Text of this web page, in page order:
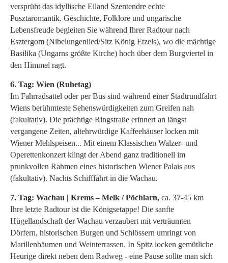
versprüht das idyllische Eiland Szentendre echte
Pusztaromantik. Geschichte, Folklore und ungarische
Lebensfreude begleiten Sie während Ihrer Radtour nach
Esztergom (Nibelungenlied/Sitz König Etzels), wo die mächtige
Basilika (Ungarns größte Kirche) hoch über dem Burgviertel in
den Himmel ragt.
6. Tag: Wien (Ruhetag)
Im Fahrradsattel oder per Bus sind während einer Stadtrundfahrt
Wiens berühmteste Sehenswürdigkeiten zum Greifen nah
(fakultativ). Die prächtige Ringstraße erinnert an längst
vergangene Zeiten, altehrwürdige Kaffeehäuser locken mit
Wiener Mehlspeisen... Mit einem Klassischen Walzer- und
Operettenkonzert klingt der Abend ganz traditionell im
prunkvollen Rahmen eines historischen Wiener Palais aus
(fakultativ). Nachts Schifffahrt in die Wachau.
7. Tag: Wachau | Krems – Melk / Pöchlarn, ca. 37-45 km
Ihre letzte Radtour ist die Königsetappe! Die sanfte
Hügellandschaft der Wachau verzaubert mit verträumten
Dörfern, historischen Burgen und Schlössern umringt von
Marillenbäumen und Weinterrassen. In Spitz locken gemütliche
Heurige direkt neben dem Radweg - eine Pause sollte man sich